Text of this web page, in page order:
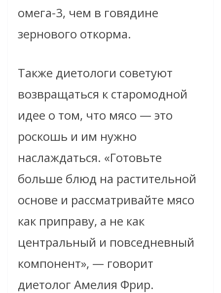
омега-3, чем в говядине
зернового откорма.
Также диетологи советуют
возвращаться к старомодной
идее о том, что мясо — это
роскошь и им нужно
наслаждаться. «Готовьте
больше блюд на растительной
основе и рассматривайте мясо
как приправу, а не как
центральный и повседневный
компонент», — говорит
диетолог Амелия Фрир.